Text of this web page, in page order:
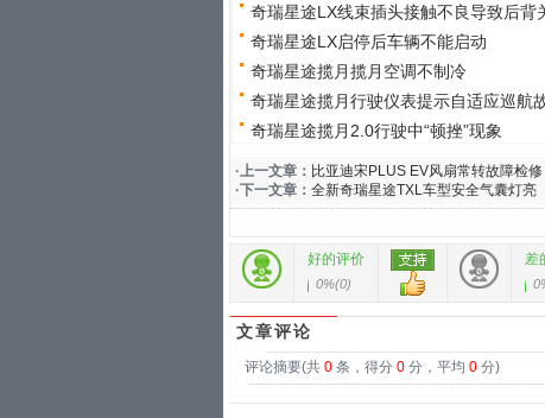
奇瑞星途LX线束插头接触不良导致后背
奇瑞星途LX启停后车辆不能启动
奇瑞星途揽月揽月空调不制冷
奇瑞星途揽月行驶仪表提示自适应巡航
奇瑞星途揽月2.0行驶中“顿挫”现象
·上一文章： 比亚迪宋PLUS EV风扇常转故障检修
·下一文章： 全新奇瑞星途TXL车型安全气囊灯亮
好的评价
0%(0)
差
文章评论
评论摘要(共 0 条，得分 0 分，平均 0 分)